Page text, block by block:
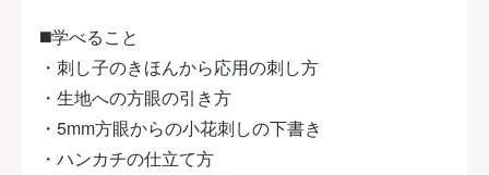
◼️学べること
・刺し子のきほんから応用の刺し方
・生地への方眼の引き方
・5mm方眼からの小花刺しの下書き
・ハンカチの仕立て方